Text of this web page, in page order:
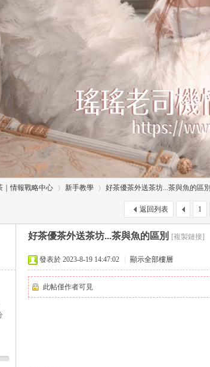
｜情報戰略中心
›
新手教學
›
好茶優茶外送茶坊...茶與魚的區別
1
返回列表
好茶優茶外送茶坊...茶與魚的區別 [複製鏈接]
發表於 2023-8-19 14:47:02 顯示全部樓層
此帖僅作者可見